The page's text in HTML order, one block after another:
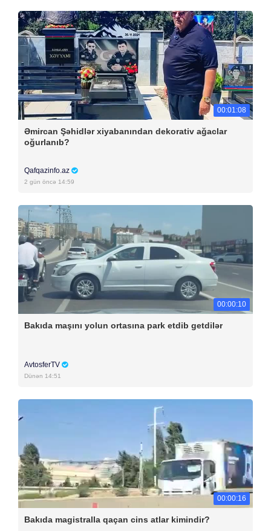
00:01:08
Əmircan Şəhidlər xiyabanından dekorativ ağaclar
oğurlanıb?
Qafqazinfo.az
2 gün öncə 14:59
00:00:10
Bakıda maşını yolun ortasına park etdib getdilər
AvtosferTV
Dünən 14:51
00:00:16
Bakıda magistralla qaçan cins atlar kimindir?